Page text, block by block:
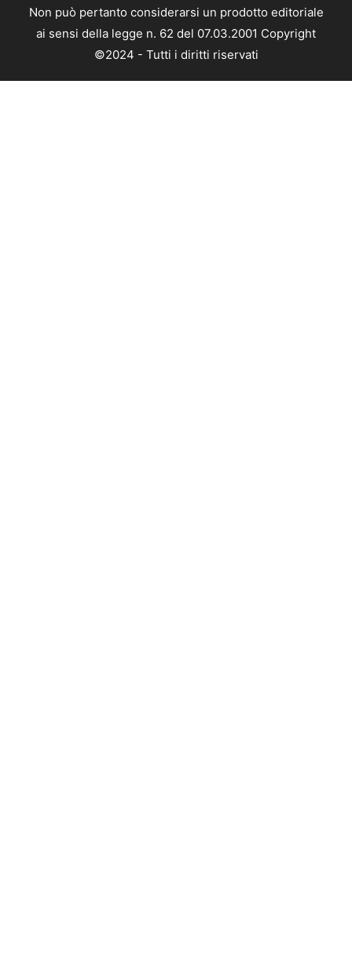
Non può pertanto considerarsi un prodotto editoriale
ai sensi della legge n. 62 del 07.03.2001 Copyright
©2024 - Tutti i diritti riservati